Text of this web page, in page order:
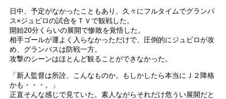
日中、予定がなかったこともあり、久々にフルタイムでグランパ
ス×ジュビロの試合をＴＶで観戦した。
開始20分くらいの展開で惨敗を覚悟した。
相手ゴールが運よく入らなかっただけで、圧倒的にジュビロが攻
め、グランパスは防戦一方。
攻撃のシーンはほとんど観ることができなかった。
「新人監督は所詮、こんなものか。もしかしたら本当にＪ２降格
かも・・・。」
正直そんな感じで見ていた。素人ながらそれだけ危うい展開だと